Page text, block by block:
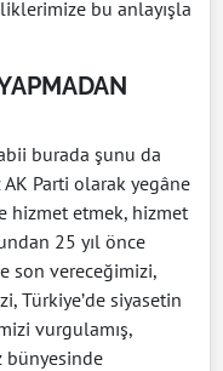
bu anlayışla
burada şunu da
Parti olarak yegâne
hizmet etmek, hizmet
25 yıl önce
son vereceğimizi,
Türkiye’de siyasetin
vurgulamış,